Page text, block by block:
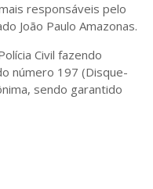
responsáveis pelo
João Paulo Amazonas.
Civil fazendo
número 197 (Disque-
sendo garantido